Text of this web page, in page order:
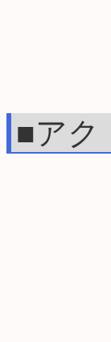
■アク